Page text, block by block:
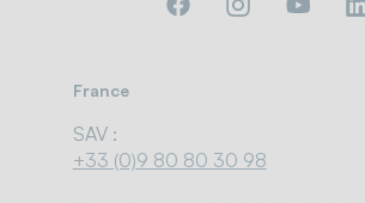
France
SAV :
+33 (0)9 80 80 30 98